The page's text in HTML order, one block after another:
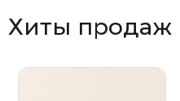
Хиты продаж